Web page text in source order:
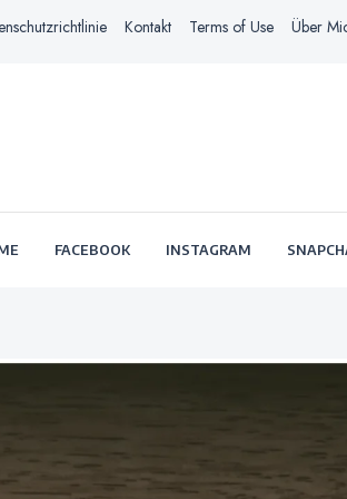
Kontakt Terms of Use Über
FACEBOOK INSTAGRAM